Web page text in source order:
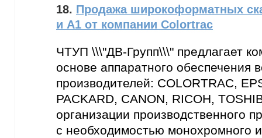
18. Продажа широкоформатных
и А1 от компании Colortrac
ЧТУП \\\"ДВ-Групп\\\" предлагает
основе аппаратного обеспечения
производителей: COLORTRAC,
PACKARD, CANON, RICOH,
организации производственного
с необходимостью монохромного